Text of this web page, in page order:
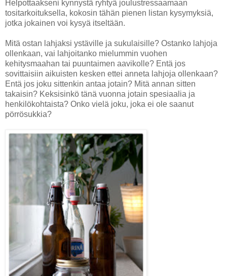
Helpottaakseni kynnystä ryhtyä joulustressaamaan
tositarkoituksella, kokosin tähän pienen listan kysymyksiä,
jotka jokainen voi kysyä itseltään.
Mitä ostan lahjaksi ystäville ja sukulaisille? Ostanko lahjoja
ollenkaan, vai lahjoitanko mielummin vuohen
kehitysmaahan tai puuntaimen aavikolle? Entä jos
sovittaisiin aikuisten kesken ettei anneta lahjoja ollenkaan?
Entä jos joku sittenkin antaa jotain? Mitä annan sitten
takaisin? Keksisinkö tänä vuonna jotain spesiaalia ja
henkilökohtaista? Onko vielä joku, joka ei ole saanut
pörrösukkia?